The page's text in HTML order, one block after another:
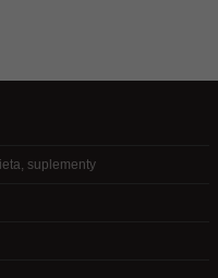
suplementy